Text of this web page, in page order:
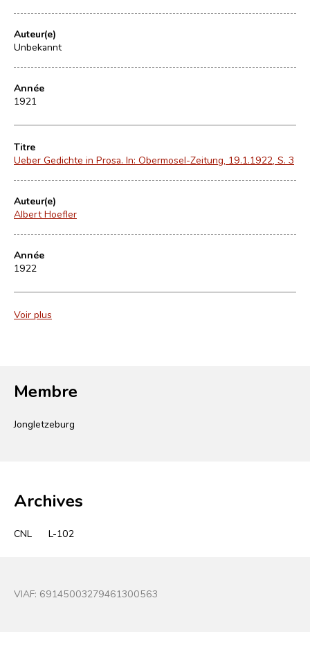
Auteur(e)
Unbekannt
Année
1921
Titre
Ueber Gedichte in Prosa. In: Obermosel-Zeitung, 19.1.1922, S. 3
Auteur(e)
Albert Hoefler
Année
1922
Voir plus
Membre
Jongletzeburg
Archives
CNL L-102
VIAF: 69145003279461300563